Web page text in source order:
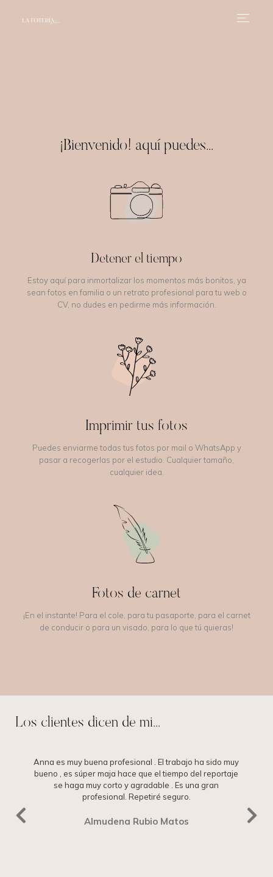
¡Bienvenido! aquí puedes...
Detener el tiempo
Estoy aquí para inmortalizar los momentos más bonitos, ya
sean fotos en familia o un retrato profesional para tu web o
CV, no dudes en pedirme más información.
Imprimir tus fotos
Puedes enviarme todas tus fotos por mail o WhatsApp y
pasar a recogerlas por el estudio. Cualquier tamaño,
cualquier idea.
Fotos de carnet
¡En el instante! Para el cole, para tu pasaporte, para el carnet
de conducir o para un visado, para lo que tú quieras!
Los clientes dicen de mi...
Anna es muy buena profesional . El trabajo ha sido muy
bueno , es súper maja hace que el tiempo del reportaje
se haga muy corto y agradable . Es una gran
profesional. Repetiré seguro.
Almudena Rubio Matos